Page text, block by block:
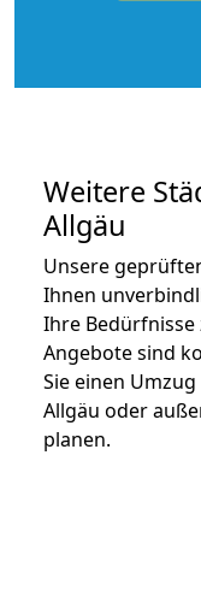
Weitere
Allgäu
Unsere
Ihnen
Ihre Bedürfnisse
Angebote sind
Sie einen
Allgäu oder
planen.